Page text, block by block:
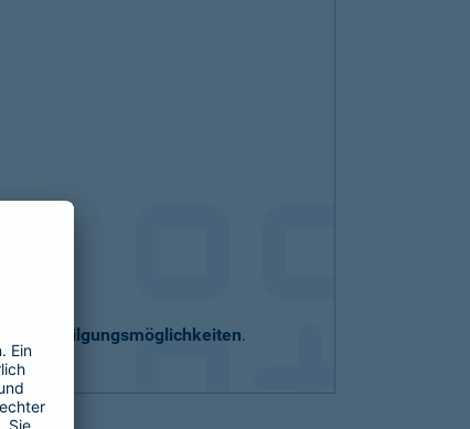
Sondertilgungsmöglichkeiten.